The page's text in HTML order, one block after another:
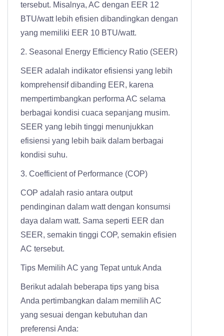
tersebut. Misalnya, AC dengan EER 12
BTU/watt lebih efisien dibandingkan dengan
yang memiliki EER 10 BTU/watt.
2. Seasonal Energy Efficiency Ratio (SEER)
SEER adalah indikator efisiensi yang lebih
komprehensif dibanding EER, karena
mempertimbangkan performa AC selama
berbagai kondisi cuaca sepanjang musim.
SEER yang lebih tinggi menunjukkan
efisiensi yang lebih baik dalam berbagai
kondisi suhu.
3. Coefficient of Performance (COP)
COP adalah rasio antara output
pendinginan dalam watt dengan konsumsi
daya dalam watt. Sama seperti EER dan
SEER, semakin tinggi COP, semakin efisien
AC tersebut.
Tips Memilih AC yang Tepat untuk Anda
Berikut adalah beberapa tips yang bisa
Anda pertimbangkan dalam memilih AC
yang sesuai dengan kebutuhan dan
preferensi Anda: